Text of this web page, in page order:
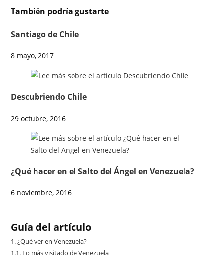
También podría gustarte
Santiago de Chile
8 mayo, 2017
Descubriendo Chile
29 octubre, 2016
¿Qué hacer en el Salto del Ángel en Venezuela?
6 noviembre, 2016
Guía del artículo
1.¿Qué ver en Venezuela?
1.1. Lo más visitado de Venezuela